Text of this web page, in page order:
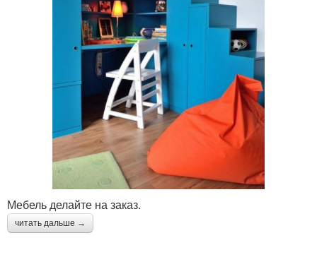
Мебель делайте на заказ.
читать дальше →